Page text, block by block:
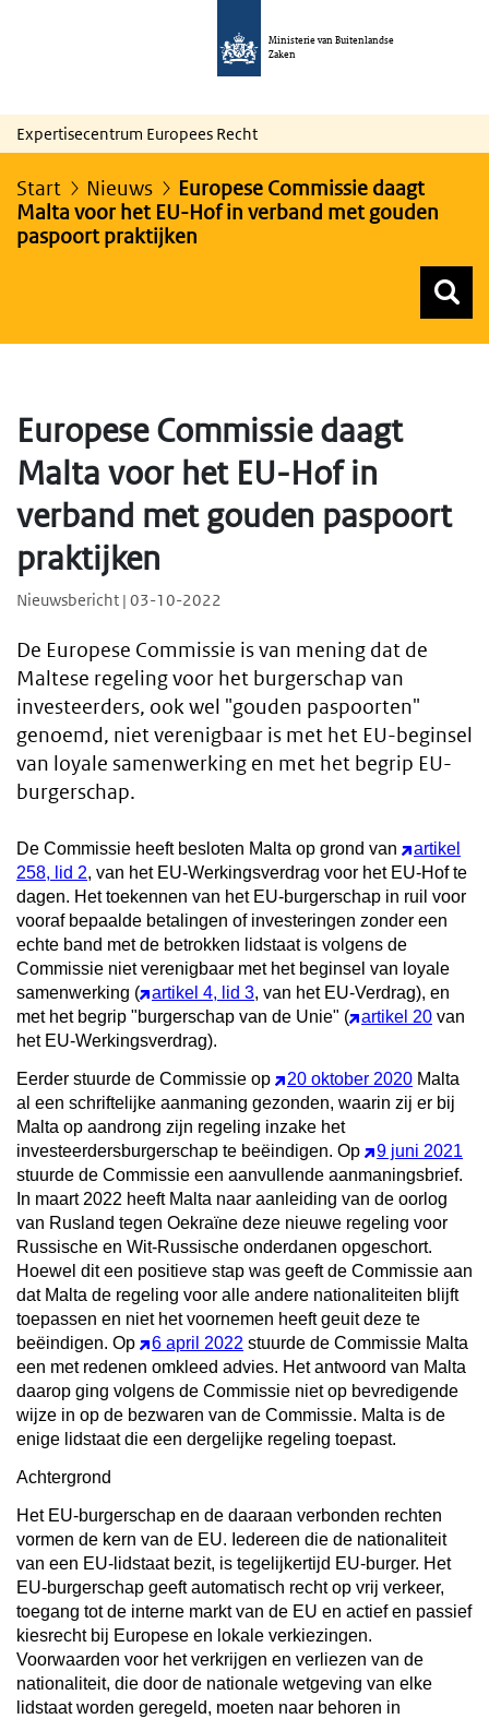
Ministerie van Buitenlandse
Zaken
Expertisecentrum Europees Recht
Start Nieuws
Europese Commissie daagt
Malta voor het EU-Hof in verband met gouden
paspoort praktijken
Europese Commissie daagt
Malta voor het EU-Hof in
verband met gouden paspoort
praktijken
Nieuwsbericht | 03-10-2022
De Europese Commissie is van mening dat de
Maltese regeling voor het burgerschap van
investeerders, ook wel "gouden paspoorten"
genoemd, niet verenigbaar is met het EU-beginsel
van loyale samenwerking en met het begrip EU-
burgerschap.
De Commissie heeft besloten Malta op grond van
artikel
258, lid 2, van het EU-Werkingsverdrag voor het EU-Hof te
dagen. Het toekennen van het EU-burgerschap in ruil voor
vooraf bepaalde betalingen of investeringen zonder een
echte band met de betrokken lidstaat is volgens de
Commissie niet verenigbaar met het beginsel van loyale
samenwerking (
artikel 4, lid 3, van het EU-Verdrag), en
met het begrip "burgerschap van de Unie" (
artikel 20 van
het EU-Werkingsverdrag).
Eerder stuurde de Commissie op 20 oktober 2020 Malta
al een schriftelijke aanmaning gezonden, waarin zij er bij
Malta op aandrong zijn regeling inzake het
investeerdersburgerschap te beëindigen. Op
9 juni 2021
stuurde de Commissie een aanvullende aanmaningsbrief.
In maart 2022 heeft Malta naar aanleiding van de oorlog
van Rusland tegen Oekraïne deze nieuwe regeling voor
Russische en Wit-Russische onderdanen opgeschort.
Hoewel dit een positieve stap was geeft de Commissie aan
dat Malta de regeling voor alle andere nationaliteiten blijft
toepassen en niet het voornemen heeft geuit deze te
beëindigen. Op
6 april 2022 stuurde de Commissie Malta
een met redenen omkleed advies. Het antwoord van Malta
daarop ging volgens de Commissie niet op bevredigende
wijze in op de bezwaren van de Commissie. Malta is de
enige lidstaat die een dergelijke regeling toepast.
Achtergrond
Het EU-burgerschap en de daaraan verbonden rechten
vormen de kern van de EU. Iedereen die de nationaliteit
van een EU-lidstaat bezit, is tegelijkertijd EU-burger. Het
EU-burgerschap geeft automatisch recht op vrij verkeer,
toegang tot de interne markt van de EU en actief en passief
kiesrecht bij Europese en lokale verkiezingen.
Voorwaarden voor het verkrijgen en verliezen van de
nationaliteit, die door de nationale wetgeving van elke
lidstaat worden geregeld, moeten naar behoren in